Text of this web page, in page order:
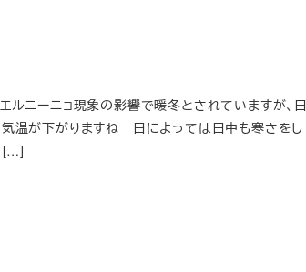
ニーニョ現象の影響で暖冬とされていますが、日
温が下がりますね 日によっては日中も寒さをし
[…]